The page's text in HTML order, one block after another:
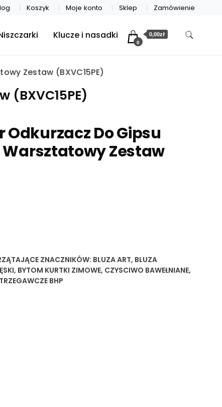
Koszyk Moje konto Sklep Zamówienie
Klucze i nasadki
0
0,00zł
Zestaw (BXVC15PE)
(BXVC15PE)
Odkurzacz Do Gipsu
Warsztatowy Zestaw
ZNACZNIKÓW: BLUZA ART, BLUZA
, BYTOM KURTKI ZIMOWE, CZYSCIWO BAWEŁNIANE,
BHP